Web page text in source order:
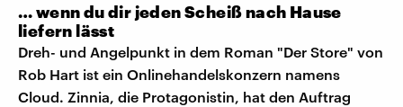
… wenn du dir jeden Scheiß nach Hause
liefern lässt
Dreh- und Angelpunkt in dem Roman "Der Store" von
Rob Hart ist ein Onlinehandelskonzern namens
Cloud. Zinnia, die Protagonistin, hat den Auftrag